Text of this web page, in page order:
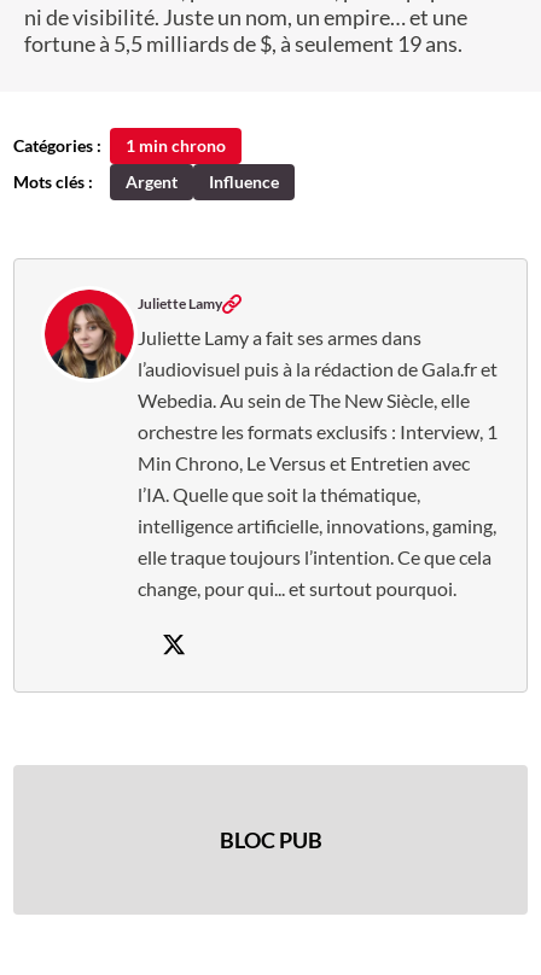
ni de visibilité. Juste un nom, un empire… et une
fortune à 5,5 milliards de $, à seulement 19 ans.
Catégories :
1 min chrono
Mots clés :
Argent Influence
Juliette Lamy
Juliette Lamy a fait ses armes dans
l’audiovisuel puis à la rédaction de Gala.fr et
Webedia. Au sein de The New Siècle, elle
orchestre les formats exclusifs : Interview, 1
Min Chrono, Le Versus et Entretien avec
l’IA. Quelle que soit la thématique,
intelligence artificielle, innovations, gaming,
elle traque toujours l’intention. Ce que cela
change, pour qui... et surtout pourquoi.
BLOC PUB